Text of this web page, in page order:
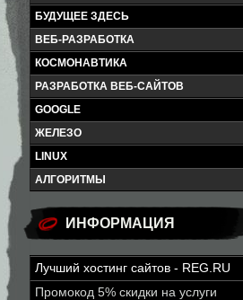
БУДУЩЕЕ ЗДЕСЬ
ВЕБ-РАЗРАБОТКА
КОСМОНАВТИКА
РАЗРАБОТКА ВЕБ-САЙТОВ
GOOGLE
ЖЕЛЕЗО
LINUX
АЛГОРИТМЫ
ИНФОРМАЦИЯ
Лучший хостинг сайтов - REG.RU
Промокод 5% скидки на услуги